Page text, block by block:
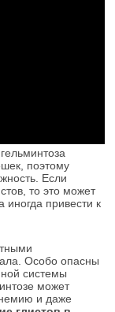
поэтому
Если
то это может
иногда привести к
Особо опасны
системы
может
и даже